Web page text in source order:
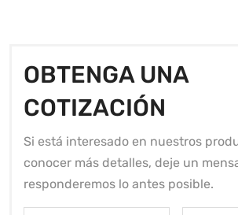
OBTENGA UNA
COTIZACIÓN
Si está interesado en nuestros
conocer más detalles, deje un
responderemos lo antes posible.